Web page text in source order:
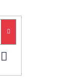
KOŠÍKU